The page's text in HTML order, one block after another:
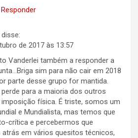
Responder
disse:
de 2017 às 13:57
Vanderlei também a responder a
sim para não cair em 2018
parte desse grupo for mantida.
perde para a maioria dos outros
física. É triste, somos um
e Mundialista, mas temos que
crítica e percebermos que
em vários quesitos técnicos,